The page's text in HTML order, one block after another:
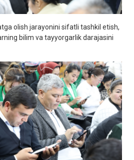
olish jarayonini sifatli tashkil etish,
bilim va tayyorgarlik darajasini